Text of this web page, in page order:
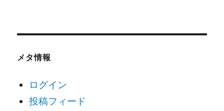
メタ情報
ログイン
投稿フィード